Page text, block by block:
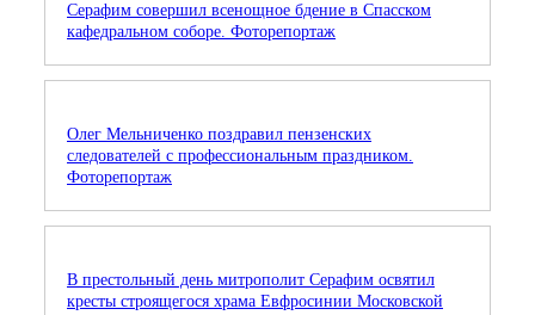
Серафим совершил всенощное бдение в Спасском
кафедральном соборе. Фоторепортаж
Олег Мельниченко поздравил пензенских
следователей с профессиональным праздником.
Фоторепортаж
В престольный день митрополит Серафим освятил
кресты строящегося храма Евфросинии Московской